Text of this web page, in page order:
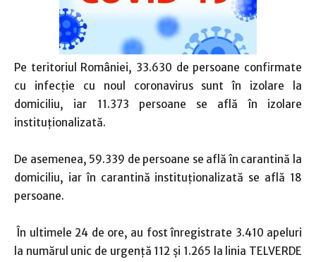
Pe teritoriul României, 33.630 de persoane confirmate
cu infecție cu noul coronavirus sunt în izolare la
domiciliu, iar 11.373 persoane se află în izolare
instituționalizată.
De asemenea, 59.339 de persoane se află în carantină la
domiciliu, iar în carantină instituționalizată se află 18
persoane.
În ultimele 24 de ore, au fost înregistrate 3.410 apeluri
la numărul unic de urgență 112 și 1.265 la linia TELVERDE